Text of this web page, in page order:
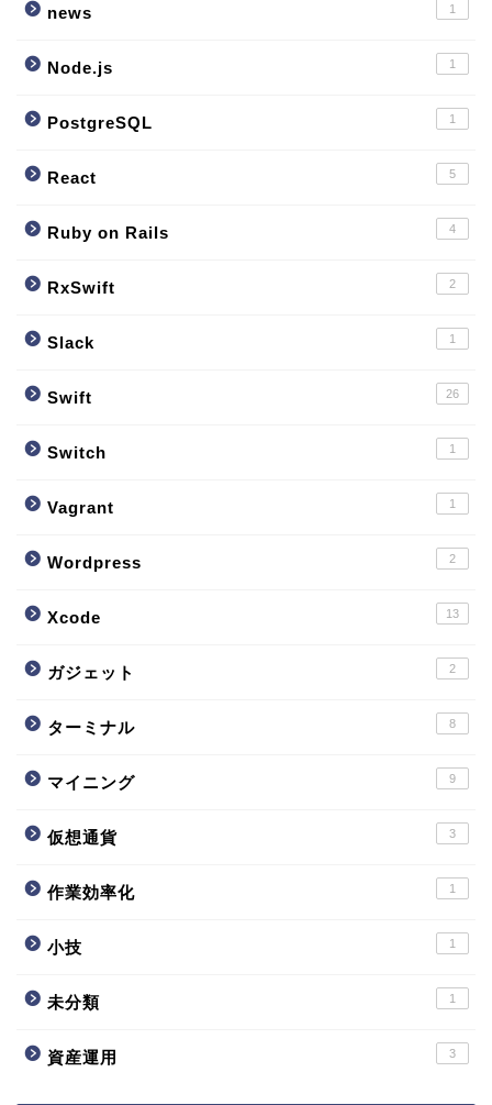
news 1
Node.js 1
PostgreSQL 1
React 5
Ruby on Rails 4
RxSwift 2
Slack 1
Swift 26
Switch 1
Vagrant 1
Wordpress 2
Xcode 13
ガジェット 2
ターミナル 8
マイニング 9
仮想通貨 3
作業効率化 1
小技 1
未分類 1
資産運用 3